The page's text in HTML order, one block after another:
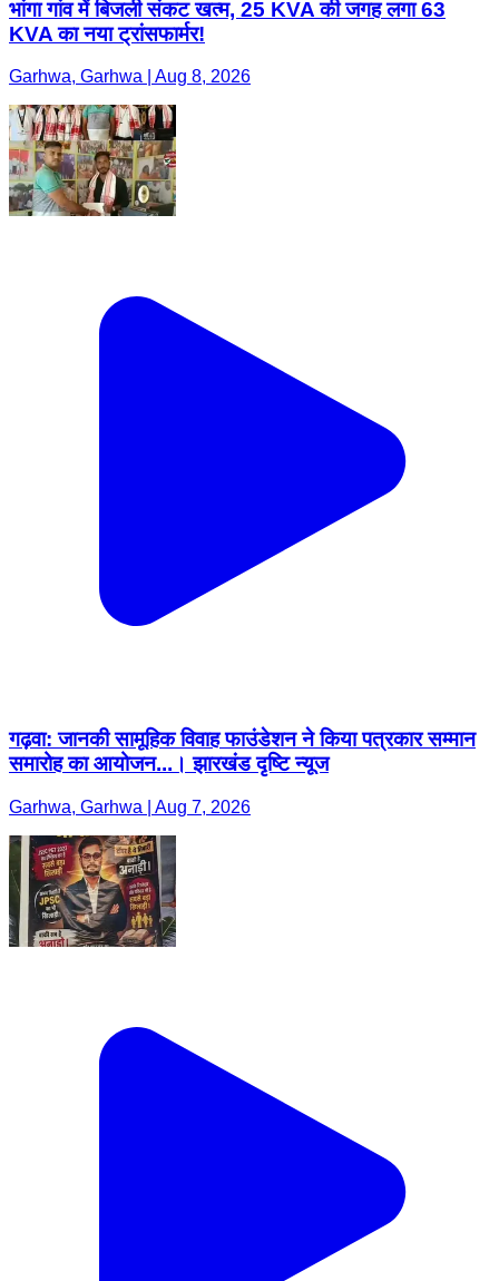
भांगा गांव में बिजली संकट खत्म, 25 KVA की जगह लगा 63
KVA का नया ट्रांसफार्मर!
Garhwa, Garhwa | Aug 8, 2026
गढ़वा: जानकी सामूहिक विवाह फाउंडेशन ने किया पत्रकार सम्मान
समारोह का आयोजन...। झारखंड दृष्टि न्यूज
Garhwa, Garhwa | Aug 7, 2026